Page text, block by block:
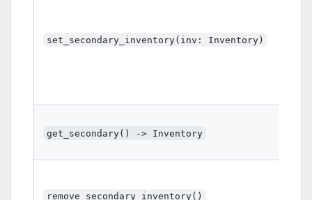
set_secondary_inventory(inv: Inventory)
get_secondary() -> Inventory
remove_secondary_inventory()